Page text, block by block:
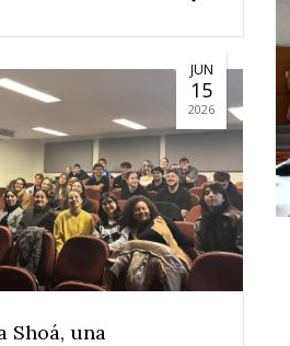
JUN
15
2026
Shoá, una